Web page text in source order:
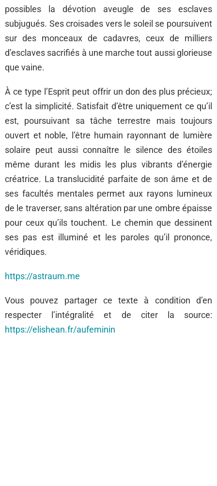
possibles la dévotion aveugle de ses esclaves
subjugués. Ses croisades vers le soleil se poursuivent
sur des monceaux de cadavres, ceux de milliers
d’esclaves sacrifiés à une marche tout aussi glorieuse
que vaine.
À ce type l’Esprit peut offrir un don des plus précieux;
c’est la simplicité. Satisfait d’être uniquement ce qu’il
est, poursuivant sa tâche terrestre mais toujours
ouvert et noble, l’être humain rayonnant de lumière
solaire peut aussi connaître le silence des étoiles
même durant les midis les plus vibrants d’énergie
créatrice. La translucidité parfaite de son âme et de
ses facultés mentales permet aux rayons lumineux
de le traverser, sans altération par une ombre épaisse
pour ceux qu’ils touchent. Le chemin que dessinent
ses pas est illuminé et les paroles qu’il prononce,
véridiques.
https://astraum.me
Vous pouvez partager ce texte à condition d’en
respecter l’intégralité et de citer la source:
https://elishean.fr/aufeminin